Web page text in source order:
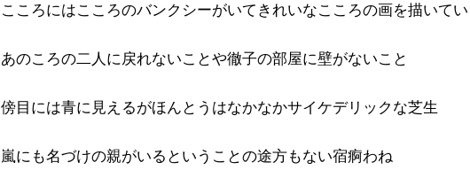
こころにはこころのバンクシーがいてきれいなこころの画を描いてい
あのころの二人に戻れないことや徹子の部屋に壁がないこと
傍目には青に見えるがほんとうはなかなかサイケデリックな芝生
嵐にも名づけの親がいるということの途方もない宿痾わね